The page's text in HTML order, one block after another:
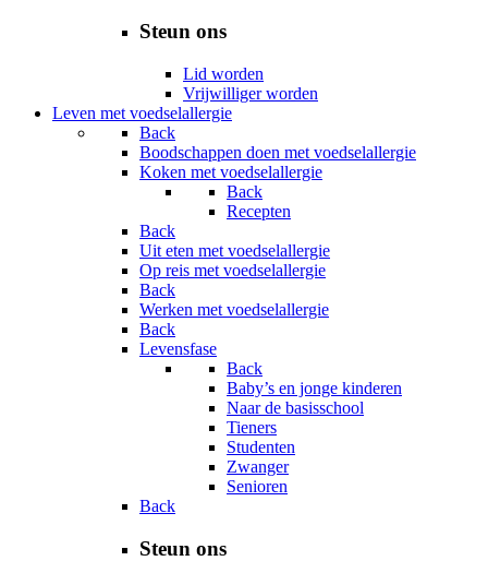
Steun ons
Lid worden
Vrijwilliger worden
Leven met voedselallergie
Back
Boodschappen doen met voedselallergie
Koken met voedselallergie
Back
Recepten
Back
Uit eten met voedselallergie
Op reis met voedselallergie
Back
Werken met voedselallergie
Back
Levensfase
Back
Baby’s en jonge kinderen
Naar de basisschool
Tieners
Studenten
Zwanger
Senioren
Back
Steun ons